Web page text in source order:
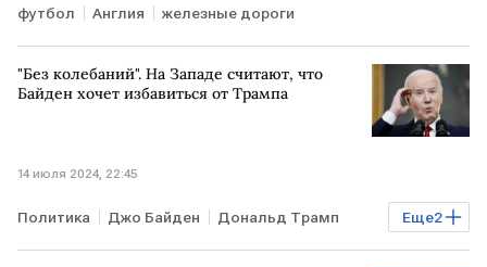
футбол Англия железные дороги
"Без колебаний". На Западе считают, что
Байден хочет избавиться от Трампа
14 июля 2024, 22:45
Еще2
Политика Джо Байден Дональд Трамп
выборы в США